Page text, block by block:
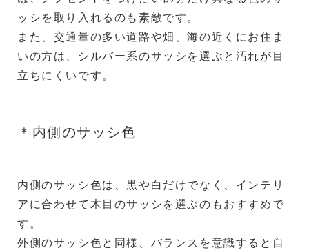
ッシを取り入れるのも素敵です。
また、交通量の多い道路や畑、海の近くにお住ま
いの方は、シルバー系のサッシを選ぶと汚れが目
立ちにくいです。
＊内側のサッシ色
内側のサッシ色は、黒や白だけでなく、インテリ
アに合わせて木目のサッシを選ぶのもおすすめで
す。
外側のサッシ色と同様、バランスを意識すると自